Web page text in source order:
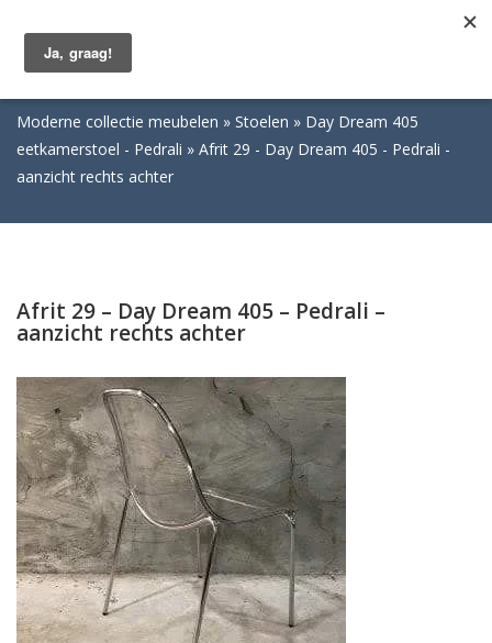
Moderne collectie meubelen Stoelen
Day Dream 405
eetkamerstoel - Pedrali
Afrit 29 - Day Dream 405 - Pedrali -
aanzicht rechts achter
Afrit 29 – Day Dream 405 – Pedrali –
aanzicht rechts achter